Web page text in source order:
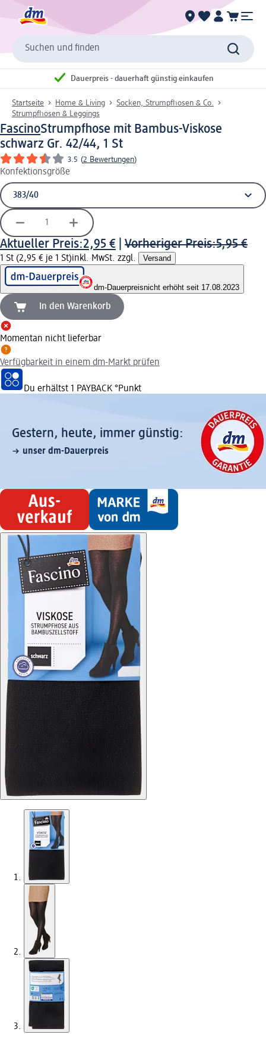
Suchen und finden
Dauerpreis - dauerhaft günstig einkaufen
Startseite Home & Living
Socken, Strumpfhosen & Co.
Strumpfhosen & Leggings
FascinoStrumpfhose mit Bambus-Viskose
schwarz Gr. 42/44, 1 St
3.5 (2 Bewertungen)
Konfektionsgröße
Aktueller Preis:2,95 € Vorheriger Preis:5,95 €
1 St (2,95 € je 1 St)inkl. MwSt. zzgl. Versand
dm-Dauerpreisnicht erhöht seit 17.08.2023
In den Warenkorb
Momentan nicht lieferbar
Verfügbarkeit in einem dm-Markt prüfen
Du erhältst 1 PAYBACK °Punkt
Gestern, heute, immer günstig:
unser dm-Dauerpreis